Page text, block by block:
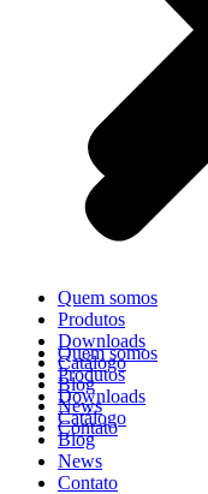
Quem somos
Produtos
Downloads
Catálogo
Blog
News
Contato
Quem somos
Produtos
Downloads
Catálogo
Blog
News
Contato